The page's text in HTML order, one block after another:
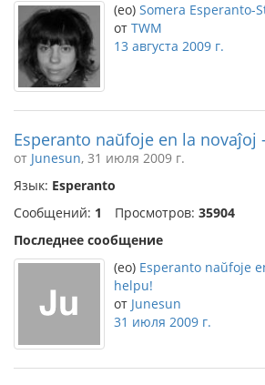
(eo) Somera Esperanto-
от TWM
13 августа 2009 г.
Esperanto naŭfoje en la novaĵoj
от Junesun, 31 июля 2009 г.
Язык: Esperanto
Сообщений: 1 Просмотров: 35904
Последнее сообщение
(eo) Esperanto naŭfoje
helpu!
от Junesun
31 июля 2009 г.